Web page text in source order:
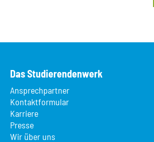
Das Studierendenwerk
Ansprechpartner
Kontaktformular
Karriere
Presse
Wir über uns